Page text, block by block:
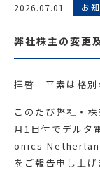
2026.07.01 お
弊社株主の変更
拝啓 平素は格別
このたび弊社・
月1日付でデル
onics
をご報告申し上げ